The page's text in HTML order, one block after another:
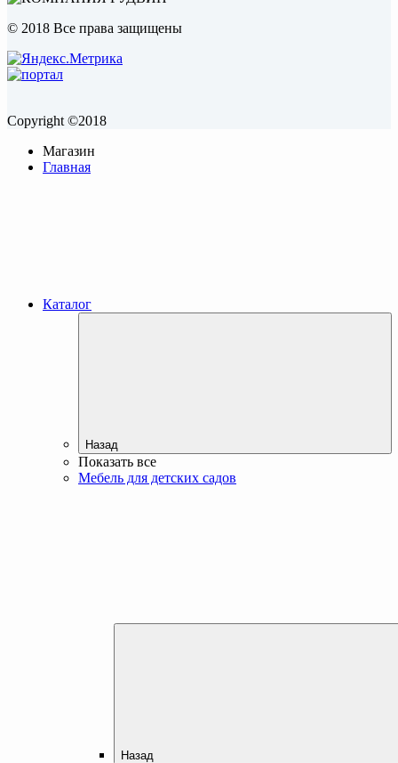
© 2018 Все права защищены
Copyright ©2018
Магазин
Главная
Каталог
Назад
Показать все
Мебель для детских садов
Назад